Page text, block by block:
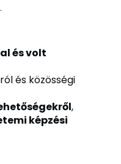
és volt
és közösségi
,
képzési